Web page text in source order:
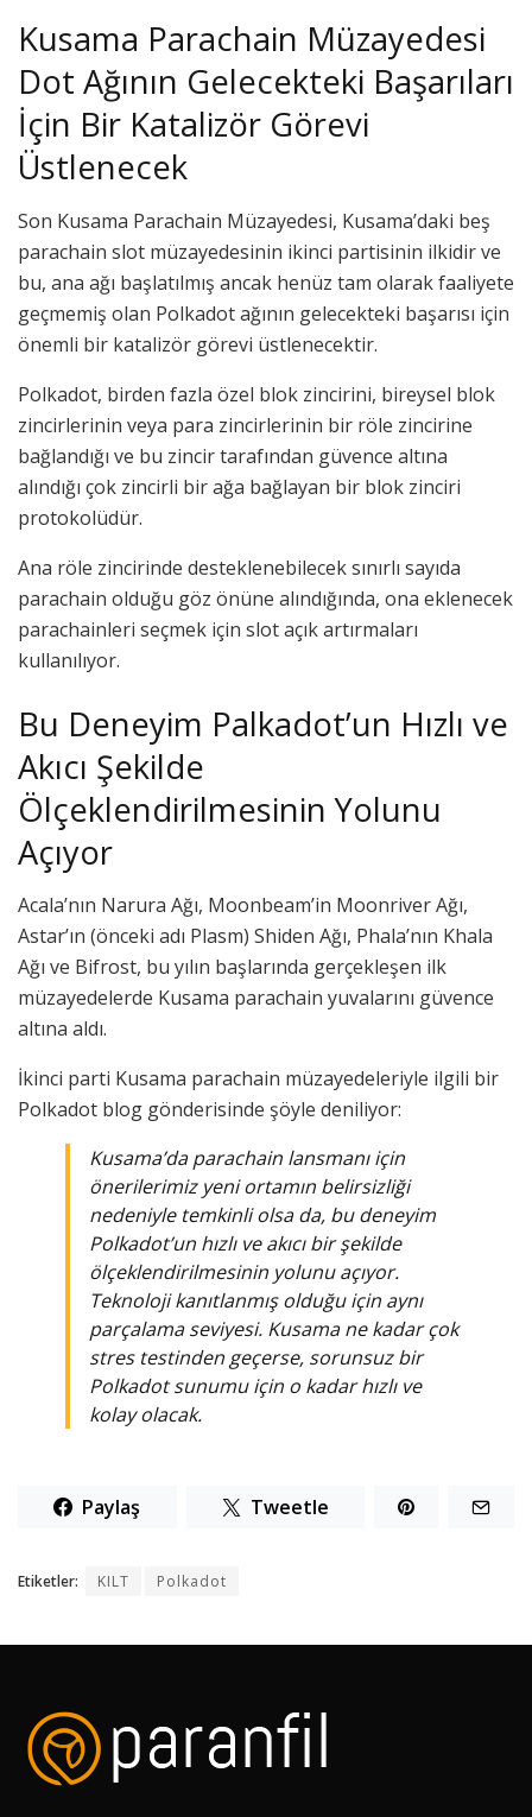
Kusama Parachain Müzayedesi
Dot Ağının Gelecekteki Başarıları
İçin Bir Katalizör Görevi
Üstlenecek
Son Kusama Parachain Müzayedesi, Kusama’daki beş
parachain slot müzayedesinin ikinci partisinin ilkidir ve
bu, ana ağı başlatılmış ancak henüz tam olarak faaliyete
geçmemiş olan Polkadot ağının gelecekteki başarısı için
önemli bir katalizör görevi üstlenecektir.
Polkadot, birden fazla özel blok zincirini, bireysel blok
zincirlerinin veya para zincirlerinin bir röle zincirine
bağlandığı ve bu zincir tarafından güvence altına
alındığı çok zincirli bir ağa bağlayan bir blok zinciri
protokolüdür.
Ana röle zincirinde desteklenebilecek sınırlı sayıda
parachain olduğu göz önüne alındığında, ona eklenecek
parachainleri seçmek için slot açık artırmaları
kullanılıyor.
Bu Deneyim Palkadot’un Hızlı ve
Akıcı Şekilde
Ölçeklendirilmesinin Yolunu
Açıyor
Acala’nın Narura Ağı, Moonbeam’in Moonriver Ağı,
Astar’ın (önceki adı Plasm) Shiden Ağı, Phala’nın Khala
Ağı ve Bifrost, bu yılın başlarında gerçekleşen ilk
müzayedelerde Kusama parachain yuvalarını güvence
altına aldı.
İkinci parti Kusama parachain müzayedeleriyle ilgili bir
Polkadot blog gönderisinde şöyle deniliyor:
Kusama’da parachain lansmanı için
önerilerimiz yeni ortamın belirsizliği
nedeniyle temkinli olsa da, bu deneyim
Polkadot’un hızlı ve akıcı bir şekilde
ölçeklendirilmesinin yolunu açıyor.
Teknoloji kanıtlanmış olduğu için aynı
parçalama seviyesi. Kusama ne kadar çok
stres testinden geçerse, sorunsuz bir
Polkadot sunumu için o kadar hızlı ve
kolay olacak.
Paylaş Tweetle
Etiketler: KILT Polkadot